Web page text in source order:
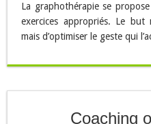
La graphothérapie se
exercices appropriés. Le but
mais d’optimiser le geste qui
Coaching